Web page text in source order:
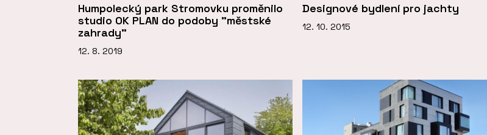
Humpolecký park Stromovku proměnilo
studio OK PLAN do podoby "městské
zahrady"
12. 8. 2019
Designové bydlení pro jachty
12. 10. 2015